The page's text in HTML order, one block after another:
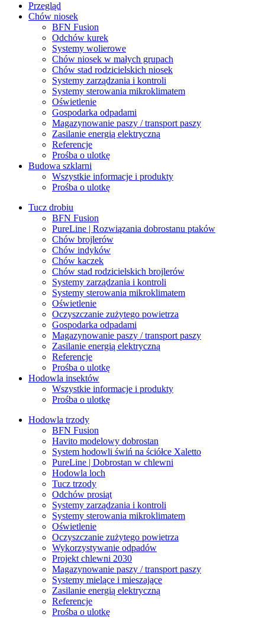
Przegląd
Chów niosek
BFN Fusion
Odchów kurek
Systemy wolierowe
Chów niosek w małych grupach
Chów stad rodzicielskich niosek
Systemy zarządzania i kontroli
Systemy sterowania mikroklimatem
Oświetlenie
Gospodarka odpadami
Magazynowanie paszy / transport paszy
Zasilanie energią elektryczną
Referencje
Prośba o ulotkę
Budowa szklarni
Wszystkie informacje i produkty
Prośba o ulotkę
Tucz drobiu
BFN Fusion
PureLine | Rozwiązania dobrostanu ptaków
Chów brojlerów
Chów indyków
Chów kaczek
Chów stad rodzicielskich brojlerów
Systemy zarządzania i kontroli
Systemy sterowania mikroklimatem
Oświetlenie
Oczyszczanie zużytego powietrza
Gospodarka odpadami
Magazynowanie paszy / transport paszy
Zasilanie energią elektryczną
Referencje
Prośba o ulotkę
Hodowla insektów
Wszystkie informacje i produkty
Prośba o ulotkę
Hodowla trzody
BFN Fusion
Havito modelowy dobrostan
System hodowli świń na ściółce Xaletto
PureLine | Dobrostan w chlewni
Hodowla loch
Tucz trzody
Odchów prosiąt
Systemy zarządzania i kontroli
Systemy sterowania mikroklimatem
Oświetlenie
Oczyszczanie zużytego powietrza
Wykorzystywanie odpadów
Projekt chlewni 2030
Magazynowanie paszy / transport paszy
Systemy mielące i mieszające
Zasilanie energią elektryczną
Referencje
Prośba o ulotkę